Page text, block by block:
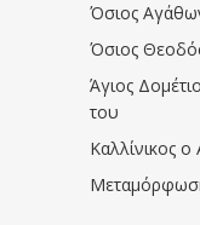
Όσιος
Όσιος
Άγιος
του
Καλλίνικος ο